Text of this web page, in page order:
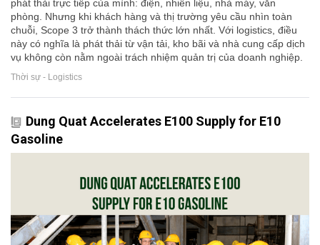
phát thải trực tiếp của mình: điện, nhiên liệu, nhà máy, văn
phòng. Nhưng khi khách hàng và thị trường yêu cầu nhìn toàn
chuỗi, Scope 3 trở thành thách thức lớn nhất. Với logistics, điều
này có nghĩa là phát thải từ vận tải, kho bãi và nhà cung cấp dịch
vụ không còn nằm ngoài trách nhiệm quản trị của doanh nghiệp.
Thời sự - Logistics
Dung Quat Accelerates E100 Supply for E10
Gasoline